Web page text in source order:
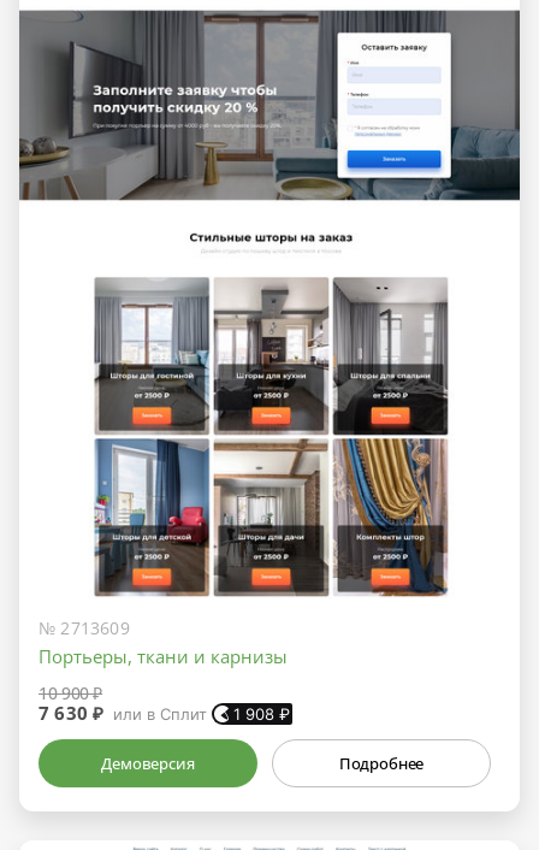
№ 2713609
Портьеры, ткани и карнизы
10 900 ₽
7 630 ₽ или в Сплит 1 908 ₽
Демоверсия Подробнее